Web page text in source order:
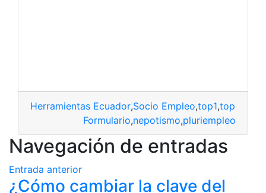
Herramientas Ecuador,Socio Empleo,top1,top2
Formulario,nepotismo,pluriempleo
Navegación de entradas
Entrada anterior
¿Cómo cambiar la clave del